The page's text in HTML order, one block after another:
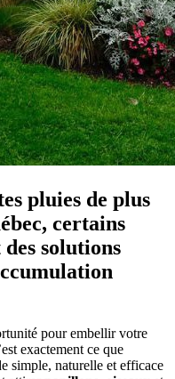
pluies de plus
certains
solutions
pour embellir votre
exactement ce que
simple, naturelle et efficace